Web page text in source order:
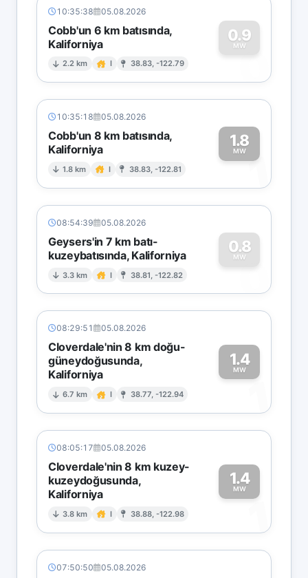
10:35:38 05.08.2026
Cobb'un 6 km batısında,
Kaliforniya
2.2 km I 38.83, -122.79
0.9
MW
0
10:35:18 05.08.2026
Cobb'un 8 km batısında,
Kaliforniya
1.8 km I 38.83, -122.81
1.8
MW1
08:54:39 05.08.2026
Geysers'in 7 km batı-
kuzeybatısında, Kaliforniya
3.3 km I 38.81, -122.82
0.8
MW
0
08:29:51 05.08.2026
Cloverdale'nin 8 km doğu-
güneydoğusunda,
Kaliforniya
6.7 km I 38.77, -122.94
1.4
MW
1
08:05:17 05.08.2026
Cloverdale'nin 8 km kuzey-
kuzeydoğusunda,
Kaliforniya
3.8 km I 38.88, -122.98
1.4
MW
1
07:50:50 05.08.2026